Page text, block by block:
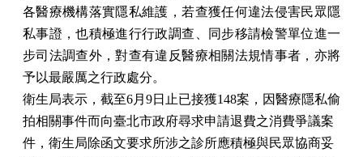
各醫療機構落實隱私維護，若查獲任何違法侵害民眾隱
私事證，也積極進行行政調查、同步移請檢警單位進一
步司法調查外，對查有違反醫療相關法規情事者，亦將
予以最嚴厲之行政處分。
衛生局表示 ， 截至6月9日止已接獲148案，因醫療隱私偷
拍相關事件而向臺北市政府尋求申請退費之消費爭議案
件，衛生局除函文要求所涉之診所應積極與民眾協商妥